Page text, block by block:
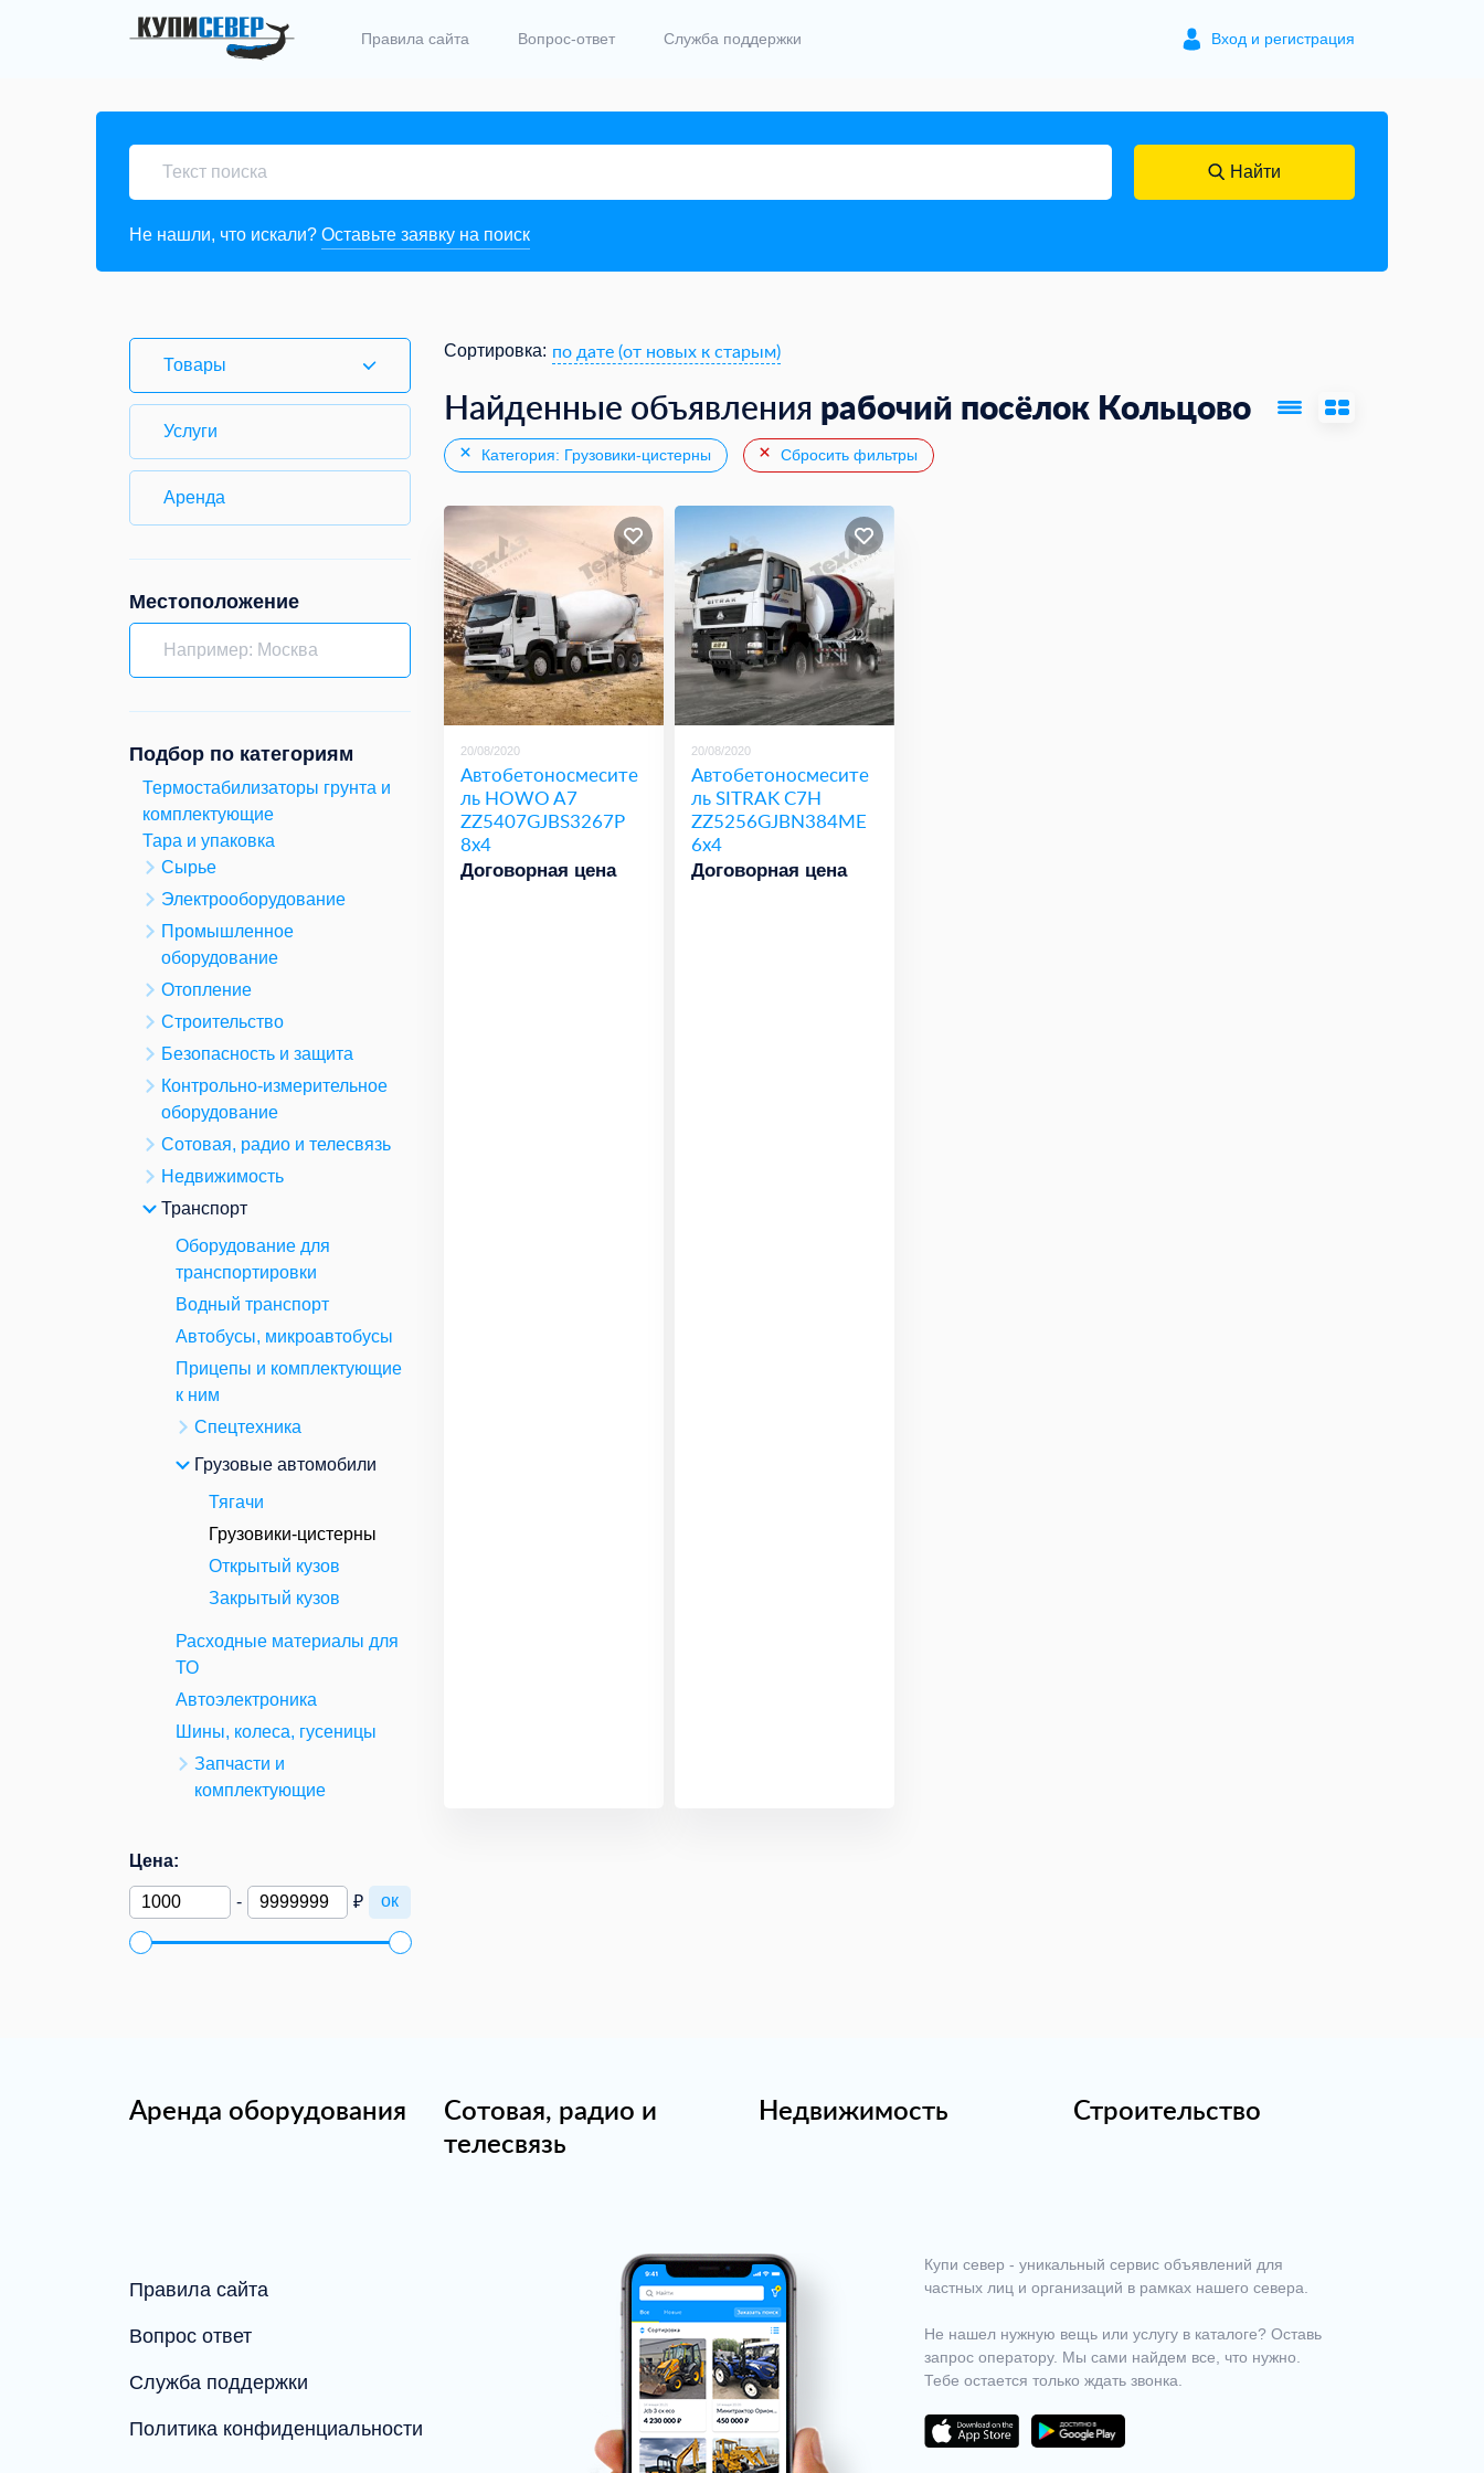
Правила сайта Вопрос-ответ Служба поддержки Вход и регистрация
Найти
Не нашли, что искали? Оставьте заявку на поиск
Товары
Услуги
Аренда
Местоположение
Подбор по категориям
Термостабилизаторы грунта и
комплектующие
Тара и упаковка
Сырье
Электрооборудование
Промышленное
оборудование
Отопление
Строительство
Безопасность и защита
Контрольно-измерительное
оборудование
Сотовая, радио и телесвязь
Недвижимость
Транспорт
Оборудование для
транспортировки
Водный транспорт
Автобусы, микроавтобусы
Прицепы и комплектующие
к ним
Спецтехника
Грузовые автомобили
Тягачи
Грузовики-цистерны
Открытый кузов
Закрытый кузов
Расходные материалы для
ТО
Автоэлектроника
Шины, колеса, гусеницы
Запчасти и
комплектующие
Цена:
- ₽ ок
Сортировка: по дате (от новых к старым)
Найденные объявления рабочий посёлок Кольцово
Категория: Грузовики-цистерны Сбросить фильтры
20/08/2020
Автобетоносмесите
ль HOWO A7
ZZ5407GJBS3267P
8x4
Договорная цена
20/08/2020
Автобетоносмесите
ль SITRAK С7Н
ZZ5256GJBN384ME
6x4
Договорная цена
Аренда оборудования
Сотовая, радио и
телесвязь
Недвижимость Строительство
Правила сайта
Вопрос ответ
Служба поддержки
Политика конфиденциальности
Купи север - уникальный сервис объявлений для
частных лиц и организаций в рамках нашего севера.
Не нашел нужную вещь или услугу в каталоге? Оставь
запрос оператору. Мы сами найдем все, что нужно.
Тебе остается только ждать звонка.